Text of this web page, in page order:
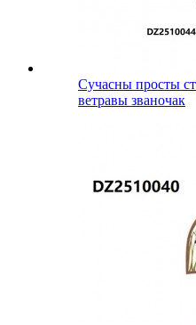
Сучасны просты
ветравы званочак